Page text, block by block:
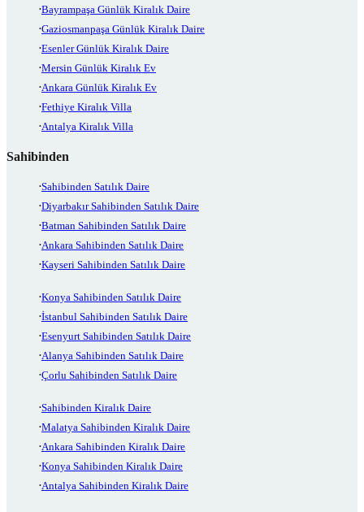
Bayrampaşa Günlük Kiralık Daire
Gaziosmanpaşa Günlük Kiralık Daire
Esenler Günlük Kiralık Daire
Mersin Günlük Kiralık Ev
Ankara Günlük Kiralık Ev
Fethiye Kiralık Villa
Antalya Kiralık Villa
Sahibinden
Sahibinden Satılık Daire
Diyarbakır Sahibinden Satılık Daire
Batman Sahibinden Satılık Daire
Ankara Sahibinden Satılık Daire
Kayseri Sahibinden Satılık Daire
Konya Sahibinden Satılık Daire
İstanbul Sahibinden Satılık Daire
Esenyurt Sahibinden Satılık Daire
Alanya Sahibinden Satılık Daire
Çorlu Sahibinden Satılık Daire
Sahibinden Kiralık Daire
Malatya Sahibinden Kiralık Daire
Ankara Sahibinden Kiralık Daire
Konya Sahibinden Kiralık Daire
Antalya Sahibinden Kiralık Daire